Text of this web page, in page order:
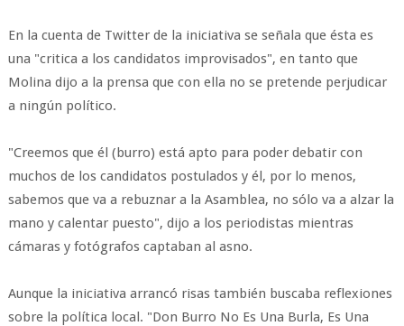
En la cuenta de Twitter de la iniciativa se señala que ésta es
una "critica a los candidatos improvisados", en tanto que
Molina dijo a la prensa que con ella no se pretende perjudicar
a ningún político.
"Creemos que él (burro) está apto para poder debatir con
muchos de los candidatos postulados y él, por lo menos,
sabemos que va a rebuznar a la Asamblea, no sólo va a alzar la
mano y calentar puesto", dijo a los periodistas mientras
cámaras y fotógrafos captaban al asno.
Aunque la iniciativa arrancó risas también buscaba reflexiones
sobre la política local. "Don Burro No Es Una Burla, Es Una